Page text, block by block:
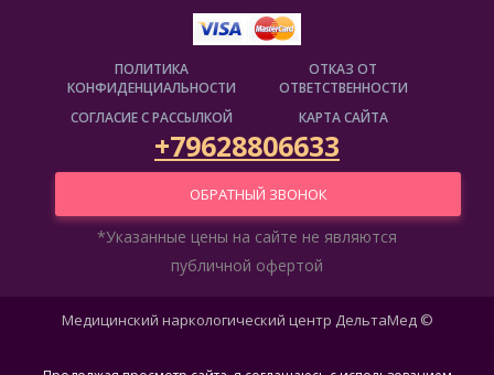
ПОЛИТИКА
КОНФИДЕНЦИАЛЬНОСТИ
ОТКАЗ ОТ
ОТВЕТСТВЕННОСТИ
СОГЛАСИЕ С РАССЫЛКОЙ
КАРТА САЙТА
+79628806633
ОБРАТНЫЙ ЗВОНОК
*Указанные цены на сайте не являются
публичной офертой
Медицинский наркологический центр ДельтаМед ©
Адрес предоставления медицинских услуг: